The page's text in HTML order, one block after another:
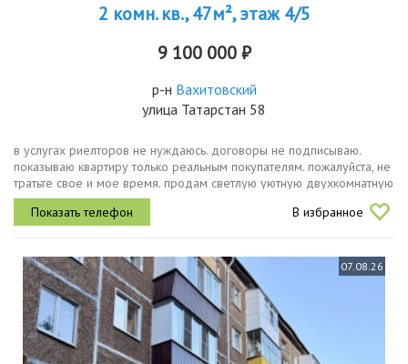
2 комн. кв., 47м², этаж 4/5
9 100 000 ₽
р-н Вахитовский
улица Татарстан 58
в услугах риелторов не нуждаюсь. договоры не подписываю.
показываю квартиру только реальным покупателям. пожалуйста, не
тратьте свое и мое время. продам светлую уютную двухкомнатную
квартиру в казани по адресу улица татарстан, д.58. этот вариант...
В избранное
07.08.26